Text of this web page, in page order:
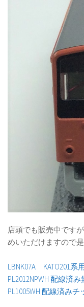
店頭でも販売中です
めいただけますので
LBNK07A KATO201系
PL2012NPWH 配線済
PL1005WH 配線済みチ